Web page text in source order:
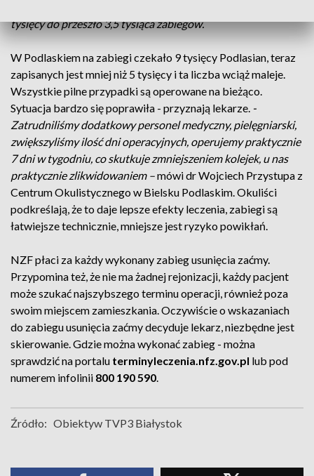
tysięcy do przeszło 3,5 tysiąca zabiegów.
W Podlaskiem na zabiegi czekało 9 tysięcy Podlasian, teraz
zapisanych jest mniej niż 5 tysięcy i ta liczba wciąż maleje.
Wszystkie pilne przypadki są operowane na bieżąco.
Sytuacja bardzo się poprawiła - przyznają lekarze. -
Zatrudniliśmy dodatkowy personel medyczny, pielęgniarski,
zwiększyliśmy ilość dni operacyjnych, operujemy praktycznie
7 dni w tygodniu, co skutkuje zmniejszeniem kolejek, u nas
praktycznie zlikwidowaniem –mówi dr Wojciech Przystupa z
Centrum Okulistycznego w Bielsku Podlaskim. Okuliści
podkreślają, że to daje lepsze efekty leczenia, zabiegi są
łatwiejsze technicznie, mniejsze jest ryzyko powikłań.
NZF płaci za każdy wykonany zabieg usunięcia zaćmy.
Przypomina też, że nie ma żadnej rejonizacji, każdy pacjent
może szukać najszybszego terminu operacji, również poza
swoim miejscem zamieszkania. Oczywiście o wskazaniach
do zabiegu usunięcia zaćmy decyduje lekarz, niezbędne jest
skierowanie. Gdzie można wykonać zabieg - można
sprawdzić na portalu terminyleczenia.nfz.gov.pl lub pod
numerem infolinii 800 190 590.
Źródło: Obiektyw TVP3 Białystok